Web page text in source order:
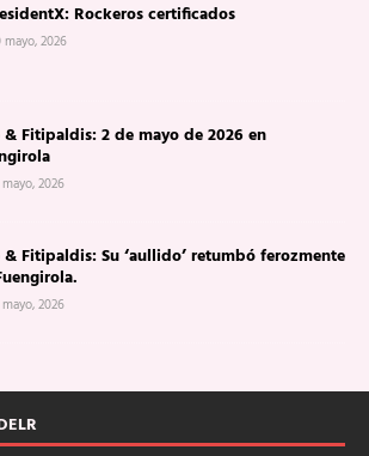
Rockeros certificados
mayo, 2026
Fitipaldis: 2 de mayo de 2026 en
mayo, 2026
Fitipaldis: Su ‘aullido’ retumbó ferozmente
mayo, 2026